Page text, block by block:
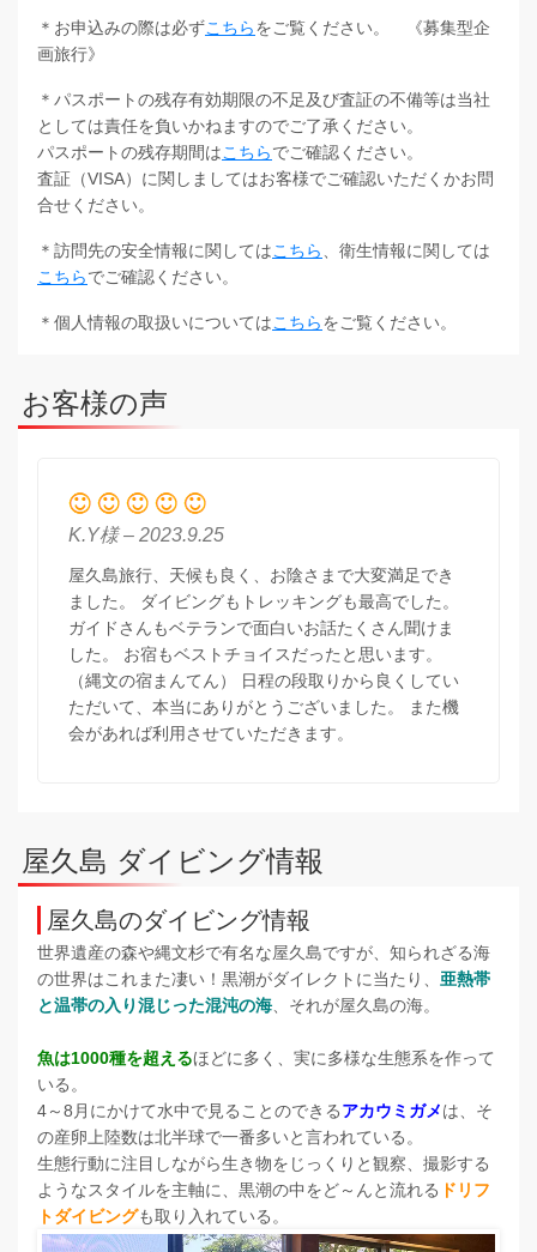
＊お申込みの際は必ずこちらをご覧ください。 《募集型企
画旅行》
＊パスポートの残存有効期限の不足及び査証の不備等は当社
としては責任を負いかねますのでご了承ください。
パスポートの残存期間はこちらでご確認ください。
査証（VISA）に関しましてはお客様でご確認いただくかお問
合せください。
＊訪問先の安全情報に関してはこちら
、衛生情報に関しては
こちらでご確認ください。
＊個人情報の取扱いについてはこちらをご覧ください。
お客様の声
K.Y様 – 2023.9.25
屋久島旅行、天候も良く、お陰さまで大変満足でき
ました。 ダイビングもトレッキングも最高でした。
ガイドさんもベテランで面白いお話たくさん聞けま
した。 お宿もベストチョイスだったと思います。
（縄文の宿まんてん） 日程の段取りから良くしてい
ただいて、本当にありがとうございました。 また機
会があれば利用させていただきます。
屋久島 ダイビング情報
屋久島のダイビング情報
世界遺産の森や縄文杉で有名な屋久島ですが、知られざる海
の世界はこれまた凄い！黒潮がダイレクトに当たり、 亜熱帯
と温帯の入り混じった混沌の海、それが屋久島の海。
魚は1000種を超えるほどに多く、実に多様な生態系を作って
いる。
4～8月にかけて水中で見ることのできるアカウミガメは、そ
の産卵上陸数は北半球で一番多いと言われている。
生態行動に注目しながら生き物をじっくりと観察、撮影する
ようなスタイルを主軸に、黒潮の中をど～んと流れる ドリフ
トダイビングも取り入れている。